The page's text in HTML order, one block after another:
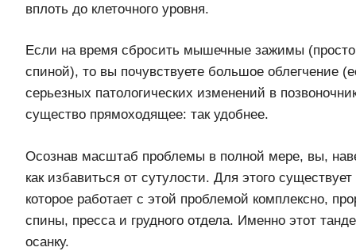
вплоть до клеточного уровня.
Если на время сбросить мышечные зажимы (просто
спиной), то вы почувствуете большое облегчение
серьезных патологических изменений в
существо прямоходящее: так удобнее.
Осознав масштаб проблемы в полной мере, вы,
как избавиться от сутулости. Для этого
которое работает с этой проблемой комплексно,
спины, пресса и грудного отдела. Именно этот
осанку.